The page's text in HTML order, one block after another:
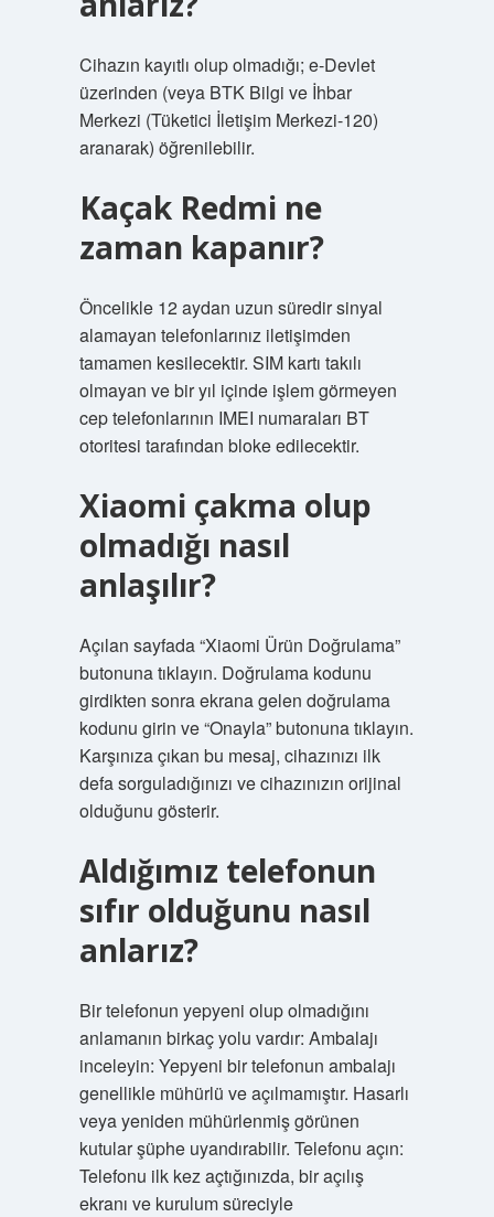
Cihazın kayıtlı olup olmadığı; e-Devlet
üzerinden (veya BTK Bilgi ve İhbar
Merkezi (Tüketici İletişim Merkezi-120)
aranarak) öğrenilebilir.
Kaçak Redmi ne
zaman kapanır?
Öncelikle 12 aydan uzun süredir sinyal
alamayan telefonlarınız iletişimden
tamamen kesilecektir. SIM kartı takılı
olmayan ve bir yıl içinde işlem görmeyen
cep telefonlarının IMEI numaraları BT
otoritesi tarafından bloke edilecektir.
Xiaomi çakma olup
olmadığı nasıl
anlaşılır?
Açılan sayfada “Xiaomi Ürün Doğrulama”
butonuna tıklayın. Doğrulama kodunu
girdikten sonra ekrana gelen doğrulama
kodunu girin ve “Onayla” butonuna tıklayın.
Karşınıza çıkan bu mesaj, cihazınızı ilk
defa sorguladığınızı ve cihazınızın orijinal
olduğunu gösterir.
Aldığımız telefonun
sıfır olduğunu nasıl
anlarız?
Bir telefonun yepyeni olup olmadığını
anlamanın birkaç yolu vardır: Ambalajı
inceleyin: Yepyeni bir telefonun ambalajı
genellikle mühürlü ve açılmamıştır. Hasarlı
veya yeniden mühürlenmiş görünen
kutular şüphe uyandırabilir. Telefonu açın:
Telefonu ilk kez açtığınızda, bir açılış
ekranı ve kurulum süreciyle